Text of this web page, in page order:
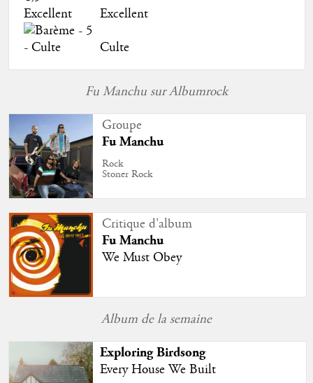
Excellent
Culte
Fu Manchu sur Albumrock
Groupe
Fu Manchu
Rock
Stoner Rock
Critique d'album
Fu Manchu
We Must Obey
Album de la semaine
Exploring Birdsong
Every House We Built